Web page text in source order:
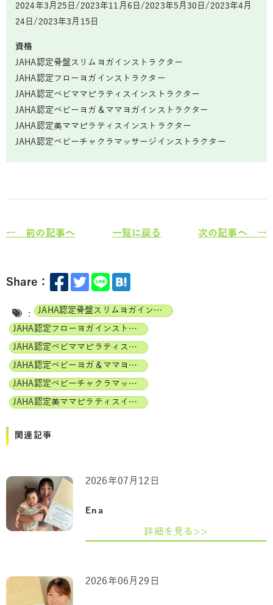
2024年3月25日/2023年11月6日/2023年5月30日/2023年4月
24日/2023年3月15日
資格
JAHA認定骨盤スリムヨガインストラクター
JAHA認定フローヨガインストラクター
JAHA認定ベビママピラティスインストラクター
JAHA認定ベビーヨガ＆ママヨガインストラクター
JAHA認定美ママピラティスインストラクター
JAHA認定ベビーチャクラマッサージインストラクター
← 前の記事へ 一覧に戻る 次の記事へ →
Share：
:
JAHA認定骨盤スリムヨガインストラクター
JAHA認定フローヨガインストラクター
JAHA認定ベビママピラティスインストラクター
JAHA認定ベビーヨガ＆ママヨガインストラクター
JAHA認定ベビーチャクラマッサージインストラクター
JAHA認定美ママピラティスインストラクター
関連記事
Ena
2026年07月12日
詳細を見る>>
2026年06月29日